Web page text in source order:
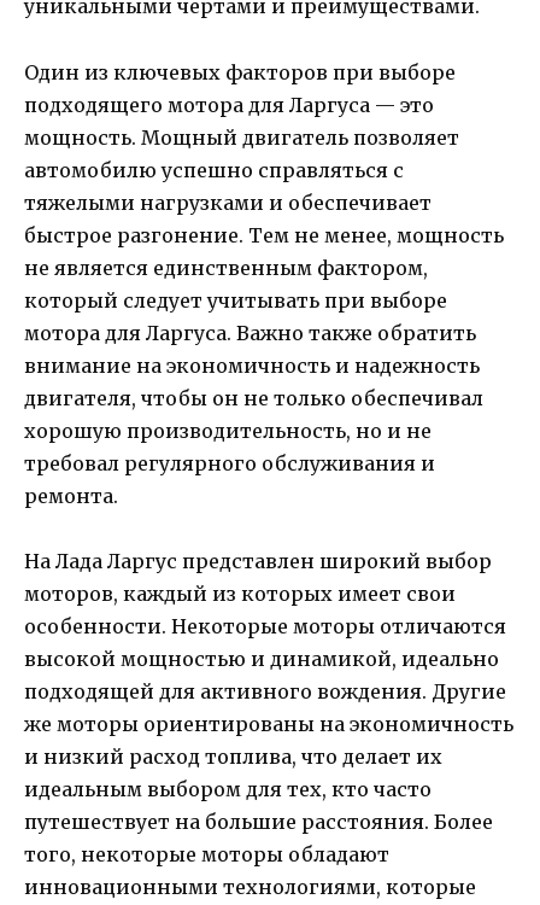
уникальными чертами и преимуществами.
Один из ключевых факторов при выборе
подходящего мотора для Ларгуса — это
мощность. Мощный двигатель позволяет
автомобилю успешно справляться с
тяжелыми нагрузками и обеспечивает
быстрое разгонение. Тем не менее, мощность
не является единственным фактором,
который следует учитывать при выборе
мотора для Ларгуса. Важно также обратить
внимание на экономичность и надежность
двигателя, чтобы он не только обеспечивал
хорошую производительность, но и не
требовал регулярного обслуживания и
ремонта.
На Лада Ларгус представлен широкий выбор
моторов, каждый из которых имеет свои
особенности. Некоторые моторы отличаются
высокой мощностью и динамикой, идеально
подходящей для активного вождения. Другие
же моторы ориентированы на экономичность
и низкий расход топлива, что делает их
идеальным выбором для тех, кто часто
путешествует на большие расстояния. Более
того, некоторые моторы обладают
инновационными технологиями, которые